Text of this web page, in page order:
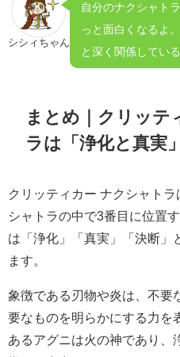
シシィちゃん
自分のナクシャト
っと面白くなるよ
と深く関係している
まとめ｜クリッテ
ラは「浄化と真実
クリッティカー ナクシャト
シャトラの中で3番目に位置
は「浄化」「真実」「決断」
ます。
象徴である刃物や炎は、不要
要なものを明らかにする力を
あるアグニは火の神であり、